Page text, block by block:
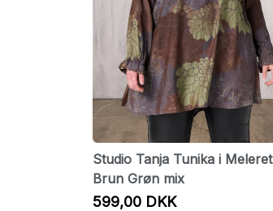
Studio Tanja Tunika i Meleret
Brun Grøn mix
599,00 DKK